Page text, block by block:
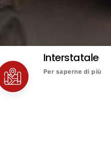
Interstatale
Per saperne di più